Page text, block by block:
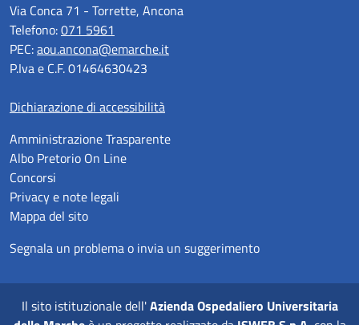
Via Conca 71 - Torrette, Ancona
Telefono:071 5961
PEC:aou.ancona@emarche.it
P.Iva e C.F. 01464630423
Dichiarazione di accessibilità
Amministrazione Trasparente
Albo Pretorio On Line
Concorsi
Privacy e note legali
Mappa del sito
Segnala un problema o invia un suggerimento
Il sito istituzionale dell'Azienda Ospedaliero Universitaria